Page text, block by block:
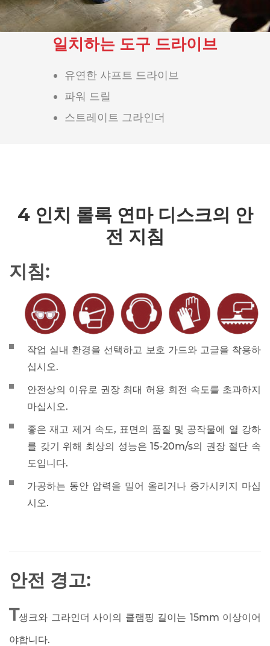
일치하는 도구 드라이브
유연한 샤프트 드라이브
파워 드릴
스트레이트 그라인더
4 인치 롤록 연마 디스크의 안
전 지침
지침:
작업 실내 환경을 선택하고 보호 가드와 고글을 착용하
십시오.
안전상의 이유로 권장 최대 허용 회전 속도를 초과하지
마십시오.
좋은 재고 제거 속도, 표면의 품질 및 공작물에 열 강하
를 갖기 위해 최상의 성능은 15-20m/s의 권장 절단 속
도입니다.
가공하는 동안 압력을 밀어 올리거나 증가시키지 마십
시오.
안전 경고:
T생크와 그라인더 사이의 클램핑 길이는 15mm 이상이어
야합니다.